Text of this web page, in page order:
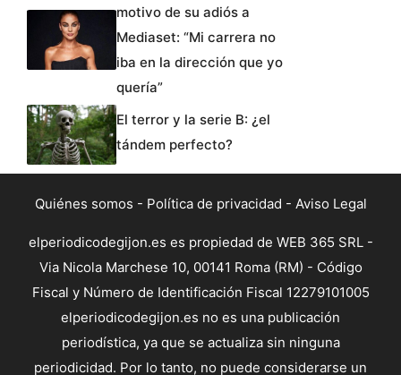
motivo de su adiós a
Mediaset: “Mi carrera no
iba en la dirección que yo
quería”
El terror y la serie B: ¿el
tándem perfecto?
Quiénes somos - Política de privacidad - Aviso Legal
elperiodicodegijon.es es propiedad de WEB 365 SRL -
Via Nicola Marchese 10, 00141 Roma (RM) - Código
Fiscal y Número de Identificación Fiscal 12279101005
elperiodicodegijon.es no es una publicación
periodística, ya que se actualiza sin ninguna
periodicidad. Por lo tanto, no puede considerarse un